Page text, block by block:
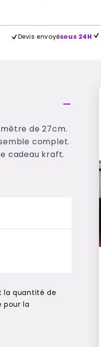
Devis envoyésous 24H
de 27cm.
complet.
cadeau kraft.
la quantité de
pour la